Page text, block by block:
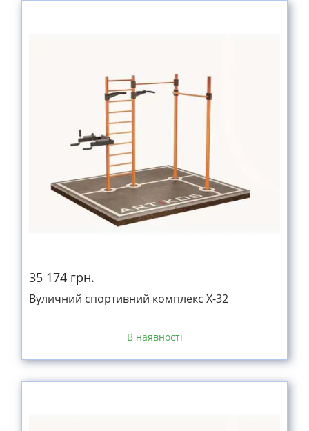
35 174 грн.
Вуличний спортивний комплекс Х-32
В наявності